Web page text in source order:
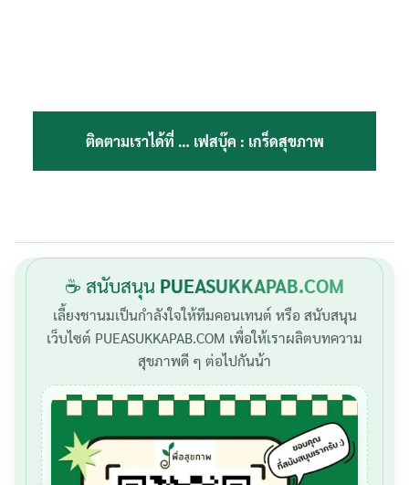
ติดตามเราได้ที่ … เฟสบุ๊ค : เกร็ดสุขภาพ
☕ สนับสนุน PUEASUKKAPAB.COM
เลี้ยงชานมเป็นกำลังใจให้ทีมคอนเทนต์ หรือ สนับสนุน
เว็บไซต์ PUEASUKKAPAB.COM เพื่อให้เราผลิตบทความ
สุขภาพดี ๆ ต่อไปกันน้า